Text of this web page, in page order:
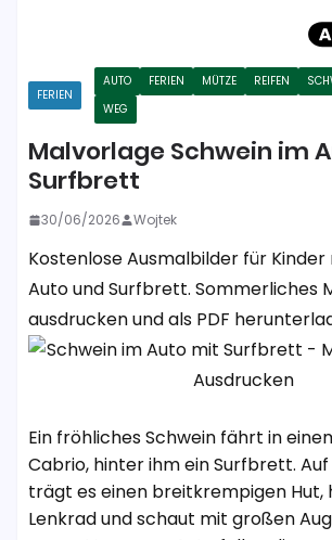
FERIEN
AUTO FERIEN MÜTZE REIFEN
WEG
Malvorlage Schwein im
Surfbrett
30/06/2026 Wojtek
Kostenlose Ausmalbilder für
Auto und Surfbrett. Sommerliches
ausdrucken und als PDF
Ein fröhliches Schwein fährt in
Cabrio, hinter ihm ein Surfbrett.
trägt es einen breitkrempigen Hut,
Lenkrad und schaut mit großen